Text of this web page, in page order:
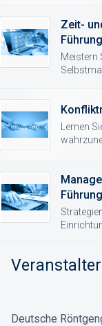
Zeit-
Meistern
Lernen
Veranstalter
Deutsche